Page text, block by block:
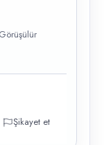
Görüşülür
Şikayet et